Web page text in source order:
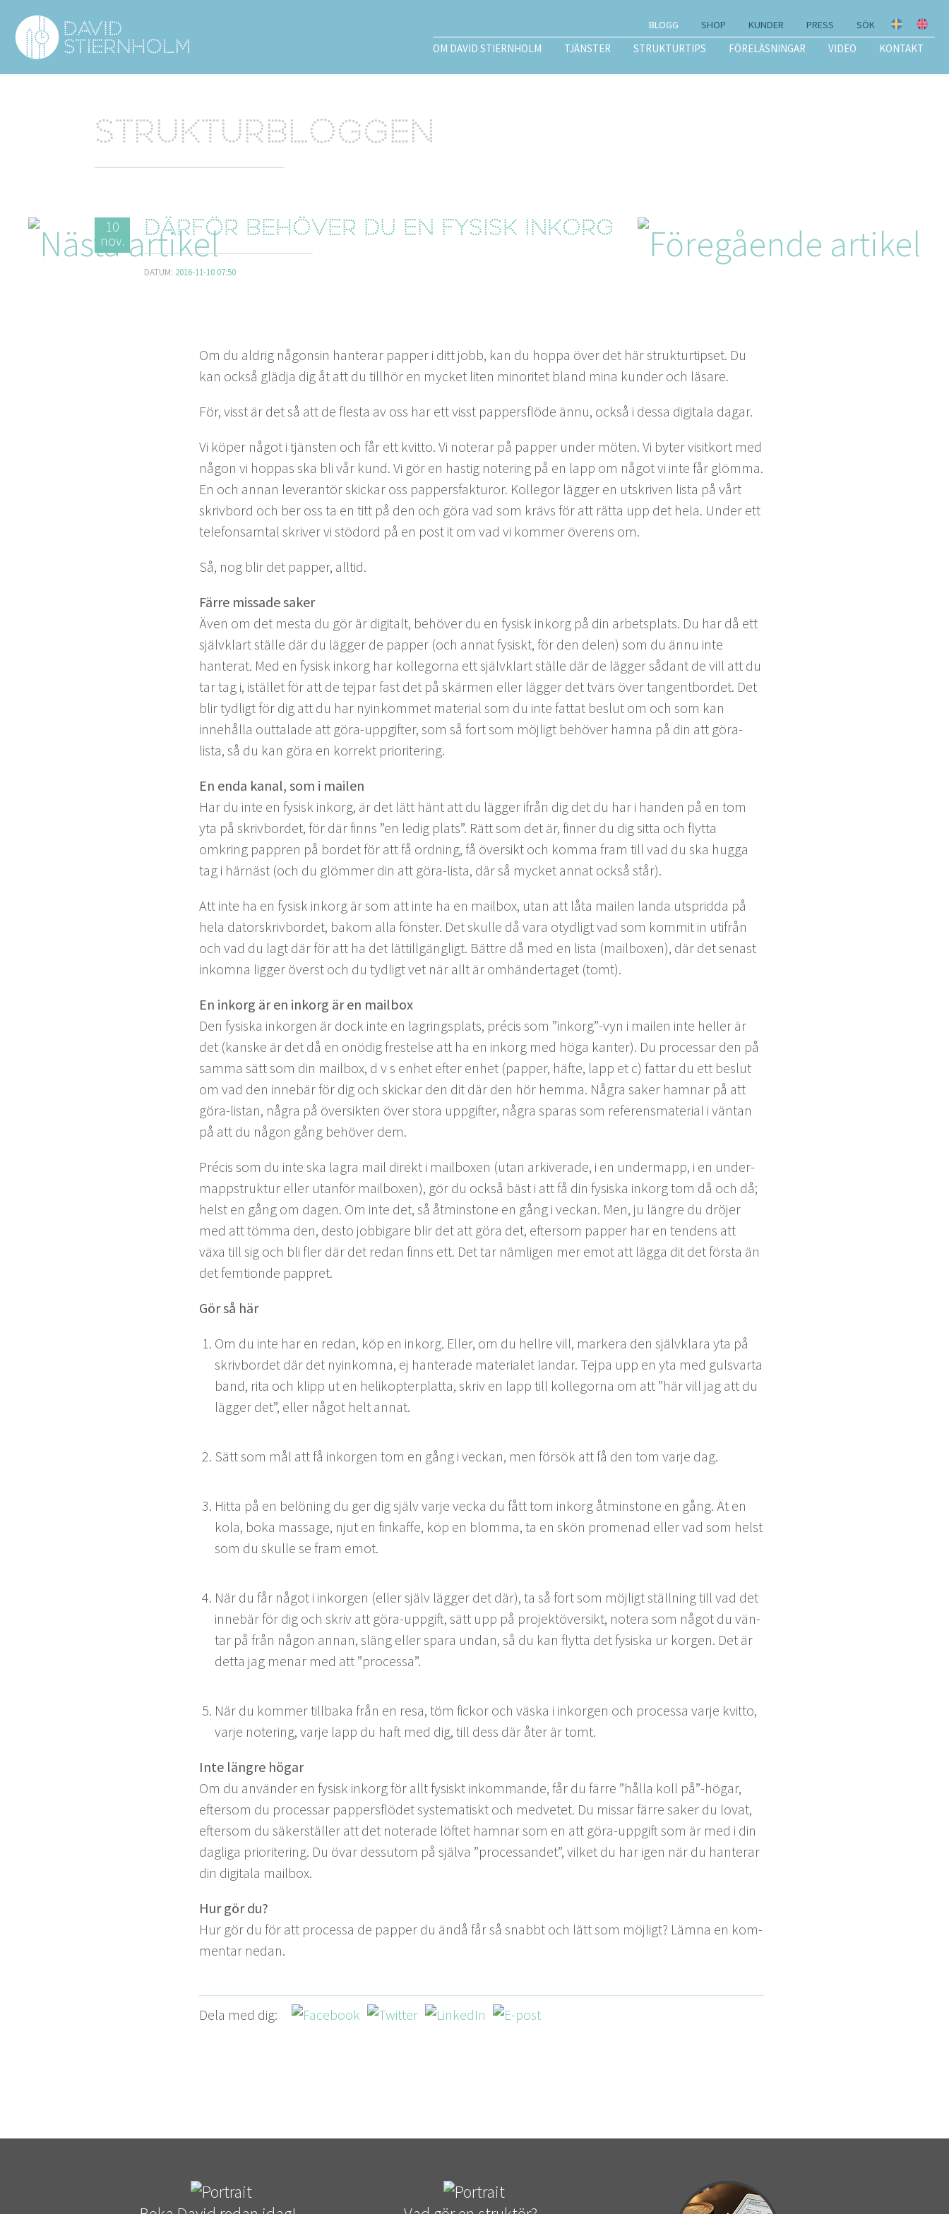
Sidhuvud
Navigering OM DAVID STIERNHOLM TJÄNSTER STRUKTURTIPS FÖRELÄSNINGAR VIDEO KONTAKT
BLOGG SHOP KUNDER PRESS SÖK
Strukturbloggen
10
nov.
Därför behöver du en fysisk inkorg
DATUM: 2016-11-10 07:50
Om du aldrig någon­sin hanter­ar pap­per i ditt jobb, kan du hop­pa över det här struk­tur­tipset. Du
kan ock­så gläd­ja dig åt att du till­hör en myck­et liten minoritet bland mina kun­der och läsare.
För, visst är det så att de fles­ta av oss har ett visst pap­pers­flöde ännu, ock­så i dessa dig­i­ta­la dagar.
Vi köper något i tjän­sten och får ett kvit­to. Vi noter­ar på pap­per under möten. Vi byter vis­itko­rt med
någon vi hop­pas ska bli vår kund. Vi gör en hastig noter­ing på en lapp om något vi inte får glöm­ma.
En och annan lever­an­tör skickar oss pap­pers­fak­tur­or. Kol­le­gor läg­ger en utskriv­en lista på vårt
skrivbord och ber oss ta en titt på den och göra vad som krävs för att rät­ta upp det hela. Under ett
tele­fon­sam­tal skriv­er vi stö­dord på en post it om vad vi kom­mer överens om.
Så, nog blir det pap­per, alltid.
Färre mis­sade saker
Även om det mes­ta du gör är dig­i­talt, behöver du en fysisk inko­rg på din arbet­splats. Du har då ett
självk­lart ställe där du läg­ger de pap­per (och annat fysiskt, för den delen) som du ännu inte
hanter­at. Med en fysisk inko­rg har kol­le­gor­na ett självk­lart ställe där de läg­ger sådant de vill att du
tar tag i, istäl­let för att de tej­par fast det på skär­men eller läg­ger det tvärs över tan­gent­bor­det. Det
blir tydligt för dig att du har nyinkom­met mate­r­i­al som du inte fat­tat beslut om och som kan
innehål­la out­ta­lade att göra-uppgifter, som så fort som möjligt behöver ham­na på din att göra-
lista, så du kan göra en kor­rekt prioritering.
En enda kanal, som i mailen
Har du inte en fysisk inko­rg, är det lätt hänt att du läg­ger ifrån dig det du har i han­den på en tom
yta på skrivbor­det, för där finns ”en ledig plats”. Rätt som det är, finner du dig sit­ta och fly­t­ta
omkring pap­pren på bor­det för att få ord­ning, få över­sikt och kom­ma fram till vad du ska hug­ga
tag i härnäst (och du glöm­mer din att göra-lista, där så myck­et annat ock­så står).
Att inte ha en fysisk inko­rg är som att inte ha en mail­box, utan att låta mailen lan­da utsprid­da på
hela datorskrivbor­det, bakom alla fön­ster. Det skulle då vara oty­dligt vad som kom­mit in utifrån
och vad du lagt där för att ha det lät­till­gäng­ligt. Bät­tre då med en lista (mail­box­en), där det senast
inkom­na lig­ger överst och du tydligt vet när allt är omhän­dertaget (tomt).
En inko­rg är en inko­rg är en mailbox
Den fysiska inko­r­gen är dock inte en lagringsplats, pré­cis som ”inkorg”-vyn i mailen inte heller är
det (kanske är det då en onödig fres­telse att ha en inko­rg med höga kan­ter). Du proces­sar den på
sam­ma sätt som din mail­box, d v s enhet efter enhet (pap­per, häfte, lapp et c) fat­tar du ett beslut
om vad den innebär för dig och skickar den dit där den hör hem­ma. Några sak­er ham­nar på att
göra-lis­tan, några på över­sik­ten över sto­ra uppgifter, några sparas som ref­er­ens­ma­te­r­i­al i vän­tan
på att du någon gång behöver dem.
Pré­cis som du inte ska lagra mail direkt i mail­box­en (utan arkiver­ade, i en under­mapp, i en under­
mapp­struk­tur eller utan­för mail­box­en), gör du ock­så bäst i att få din fysiska inko­rg tom då och då;
helst en gång om dagen. Om inte det, så åtmin­stone en gång i veck­an. Men, ju län­gre du drö­jer
med att töm­ma den, desto job­bi­gare blir det att göra det, efter­som pap­per har en ten­dens att
växa till sig och bli fler där det redan finns ett. Det tar näm­li­gen mer emot att läg­ga dit det förs­ta än
det fem­tionde pappret.
Gör så här
Om du inte har en redan, köp en inko­rg. Eller, om du hellre vill, mark­era den självk­lara yta på
skrivbor­det där det nyinkom­na, ej hanter­ade mate­ri­alet lan­dar. Tej­pa upp en yta med gulsvar­ta
band, rita och klipp ut en helikopter­plat­ta, skriv en lapp till kol­le­gor­na om att ”här vill jag att du
läg­ger det”, eller något helt annat.
Sätt som mål att få inko­r­gen tom en gång i veck­an, men försök att få den tom var­je dag.
Hit­ta på en belön­ing du ger dig själv var­je vec­ka du fått tom inko­rg åtmin­stone en gång. Ät en
kola, boka mas­sage, njut en finkaffe, köp en blom­ma, ta en skön prom­e­nad eller vad som helst
som du skulle se fram emot.
När du får något i inko­r­gen (eller själv läg­ger det där), ta så fort som möjligt ställ­ning till vad det
innebär för dig och skriv att göra-uppgift, sätt upp på pro­jek­töver­sikt, notera som något du vän­
tar på från någon annan, släng eller spara undan, så du kan fly­t­ta det fysiska ur kor­gen. Det är
det­ta jag menar med att ”proces­sa”.
När du kom­mer till­ba­ka från en resa, töm fick­or och väs­ka i inko­r­gen och proces­sa var­je kvit­to,
var­je noter­ing, var­je lapp du haft med dig, till dess där åter är tomt.
Inte län­gre högar
Om du använ­der en fysisk inko­rg för allt fysiskt inkom­mande, får du färre ”hål­la koll på”-högar,
efter­som du proces­sar pap­pers­flödet sys­tem­a­tiskt och med­vetet. Du mis­sar färre sak­er du lovat,
efter­som du säk­er­ställer att det noter­ade löftet ham­nar som en att göra-uppgift som är med i din
dagli­ga pri­or­i­ter­ing. Du övar dessu­tom på själ­va ”proces­sandet”, vilket du har igen när du hanter­ar
din dig­i­ta­la mailbox.
Hur gör du?
Hur gör du för att proces­sa de pap­per du ändå får så snabbt och lätt som möjligt? Läm­na en kom­
men­tar nedan.
Dela med dig: